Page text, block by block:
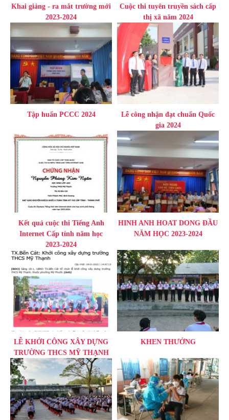
Khai giảng - ra mắt trường mới
2023-2024
Cuộc thi tuyên truyền sách cấp
thị xã năm 2024
Tập huấn PCCC 2024
Lễ công nhận đạt chuẩn Quốc
gia 2024
Kết quả cuộc thi Tiếng Anh
Internet Cấp tỉnh năm học
2023-2024
HINH ANH HOAT DONG ĐẦU
NĂM HỌC 2023-2024
LỄ KHỞI CÔNG XÂY DỰNG
TRƯỜNG THCS MỸ THẠNH
KHEN THƯỞNG